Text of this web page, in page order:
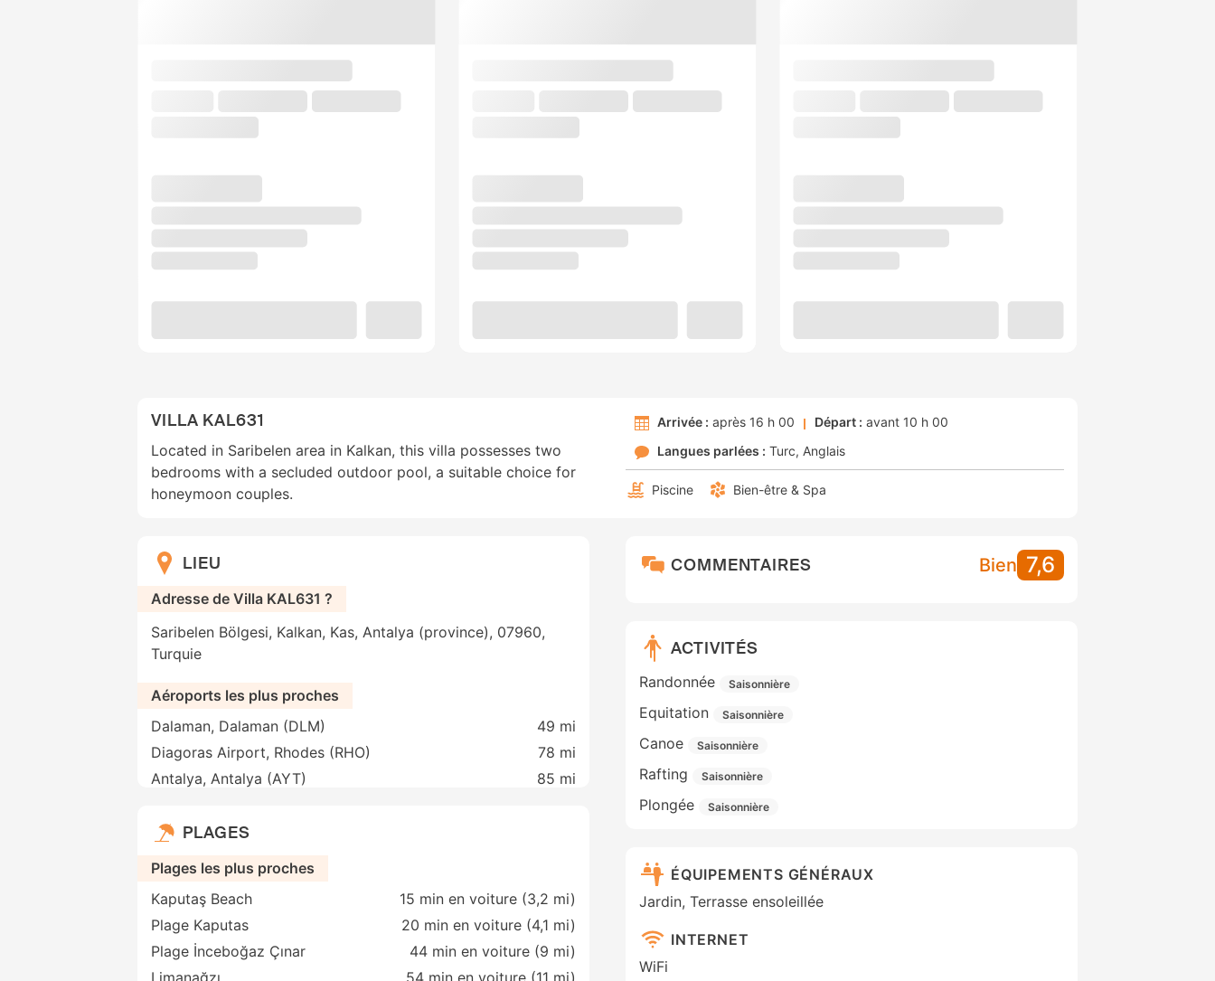
VILLA KAL631
Located in Saribelen area in Kalkan, this villa possesses two
bedrooms with a secluded outdoor pool, a suitable choice for
honeymoon couples.
Arrivée : après 16 h 00 Départ : avant 10 h 00
Langues parlées : Turc Anglais
Piscine Bien-être & Spa
LIEU
Adresse de Villa KAL631 ?
Saribelen Bölgesi, Kalkan, Kas, Antalya (province), 07960,
Turquie
Aéroports les plus proches
Dalaman, Dalaman (DLM)
49 mi
Diagoras Airport, Rhodes (RHO)
78 mi
Antalya, Antalya (AYT)
85 mi
PLAGES
Plages les plus proches
Kaputaş Beach
15 min en voiture (3,2 mi)
Plage Kaputas
20 min en voiture (4,1 mi)
Plage İnceboğaz Çınar
44 min en voiture (9 mi)
COMMENTAIRES Bien 7,6
ACTIVITÉS
Randonnée Saisonnière
Equitation Saisonnière
Canoe Saisonnière
Rafting Saisonnière
Plongée Saisonnière
ÉQUIPEMENTS GÉNÉRAUX
Jardin, Terrasse ensoleillée
INTERNET
WiFi